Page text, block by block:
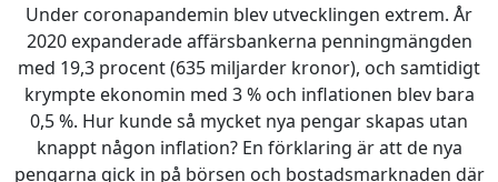
Under coronapandemin blev utvecklingen extrem. År
2020 expanderade affärs­bankerna penningmängden
med 19,3 procent (635 miljarder kronor), och samtidigt
krympte ekonomin med 3 % och inflationen blev bara
0,5 %. Hur kunde så mycket nya pengar skapas utan
knappt någon inflation? En förklaring är att de nya
pengarna gick in på börsen och bostadsmarknaden där